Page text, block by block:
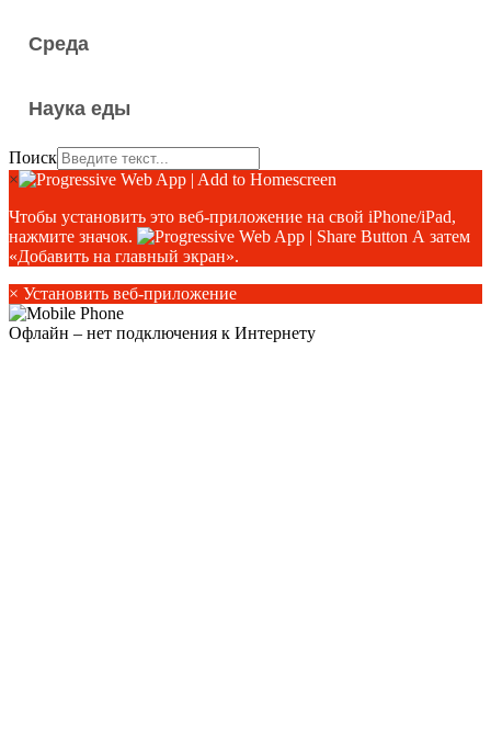
Среда
Наука еды
Поиск
×
Чтобы установить это веб-приложение на свой iPhone/iPad,
нажмите значок.
А затем
«Добавить на главный экран».
× Установить веб-приложение
Офлайн – нет подключения к Интернету